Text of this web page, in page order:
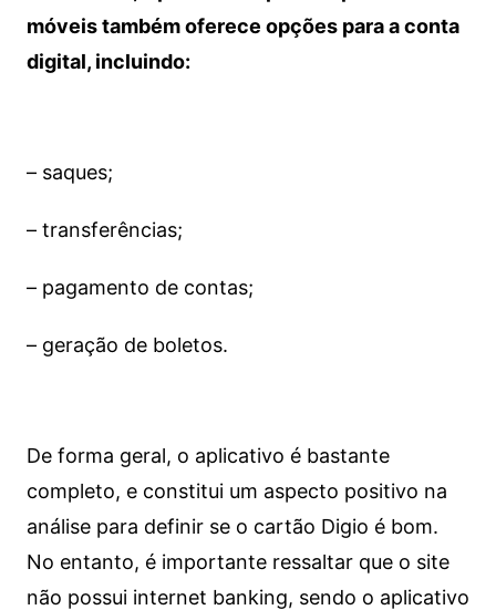
móveis também oferece opções para a conta
digital, incluindo:
– saques;
– transferências;
– pagamento de contas;
– geração de boletos.
De forma geral, o aplicativo é bastante
completo, e constitui um aspecto positivo na
análise para definir se o cartão Digio é bom.
No entanto, é importante ressaltar que o site
não possui internet banking, sendo o aplicativo